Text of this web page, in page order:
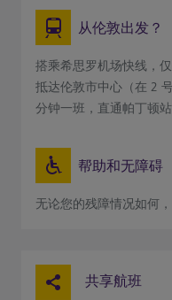
从伦敦出发？
搭乘希思罗机场快线，
抵达伦敦市中心（在 2
分钟一班，直通帕丁顿站
帮助和无障碍
无论您的残障情况如何
共享航班